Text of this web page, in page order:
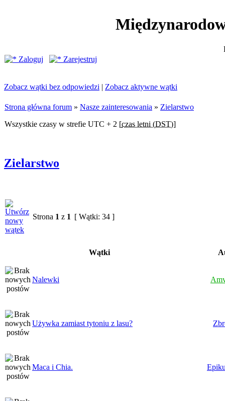
Zaloguj
Zarejestruj
Zobacz wątki bez odpowiedzi | Zobacz aktywne wątki
Strona główna forum » Nasze zainteresowania » Zielarstwo
Wszystkie czasy w strefie UTC + 2 [czas letni (DST)]
Zielarstwo
Strona 1 z 1 [ Wątki: 34 ]
Wątki
Nalewki
Używka zamiast tytoniu z lasu?
Maca i Chia.